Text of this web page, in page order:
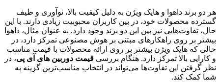
هر دو برند داهوا و هایک ویژن به دلیل کیفیت بالا، نوآوری و طیف
گسترده محصولات خود، در بین کاربران محبوبیت زیادی دارند. با این
حال، تفاوت‌هایی نیز بین این دو برند وجود دارد. به عنوان مثال، داهوا
بیشتر بر روی راهکارهای مبتنی بر هوش مصنوعی تمرکز دارد، در
حالی که هایک ویژن بیشتر بر روی ارائه محصولات با قیمت مناسب
و کارایی بالا تمرکز دارد. هنگام بررسی قیمت دوربین های آی پی، در
نظر گرفتن این تفاوت‌ها می‌تواند در انتخاب مناسب‌ترین گزینه به
شما کمک کند.